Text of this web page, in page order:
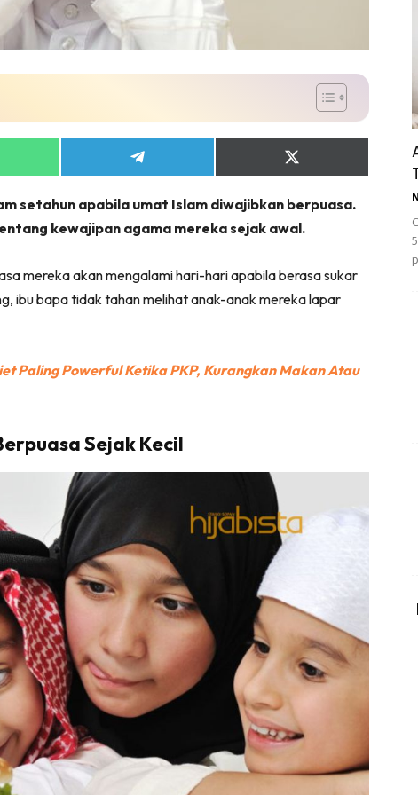
Share
on
Share
on
(Twitter)
setahun apabila umat Islam diwajibkan berpuasa.
kewajipan agama mereka sejak awal.
mereka akan mengalami hari-hari apabila berasa sukar
ibu bapa tidak tahan melihat anak-anak mereka lapar
Paling Powerful Ketika PKP, Kurangkan Makan Atau
Sejak Kecil